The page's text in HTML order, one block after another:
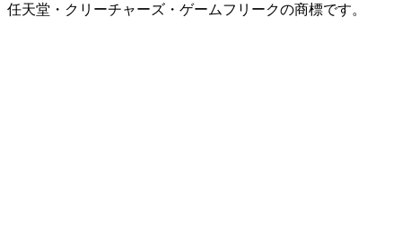
任天堂・クリーチャーズ・ゲームフリークの商標です。